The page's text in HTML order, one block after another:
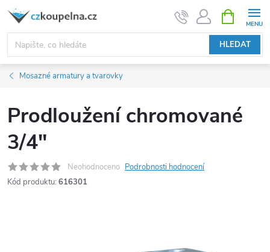
Přejít
obsah
HLEDAT
NÁKUPNÍ
KOŠÍK
Mosazné armatury a tvarovky
Prodloužení chromované
3/4"
Neohodnoceno Podrobnosti hodnocení
Kód produktu: 616301